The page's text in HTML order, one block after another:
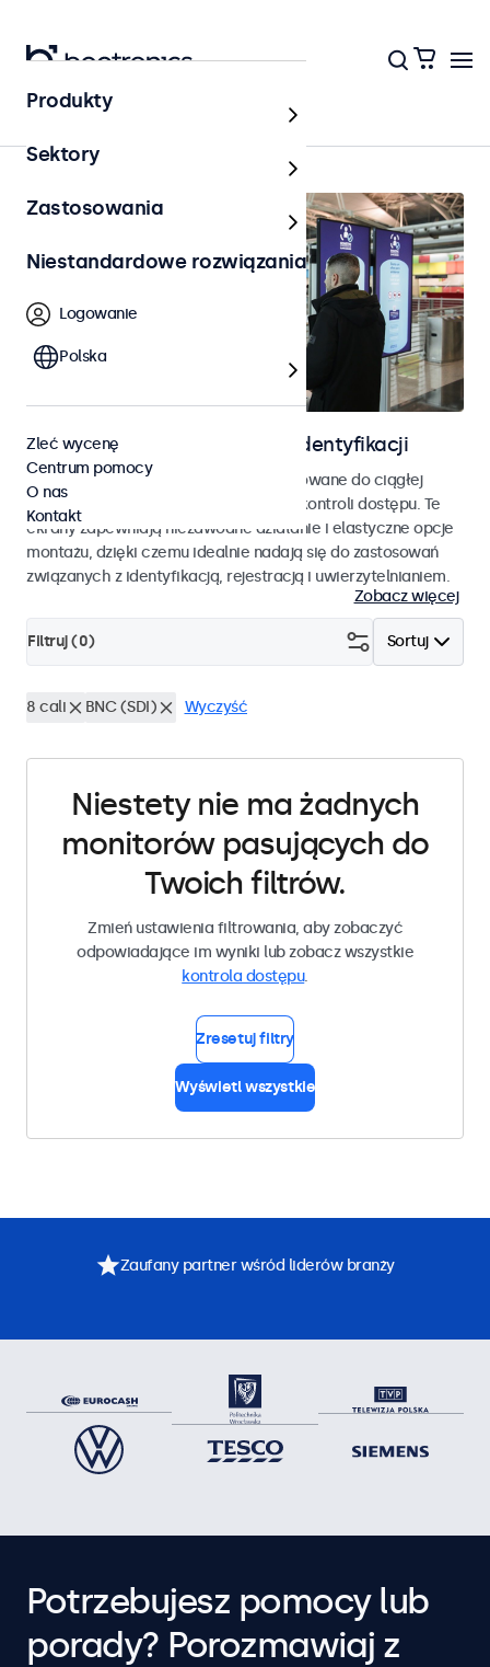
Kontrola dostępu
Ekrany do kontroli dostępu i identyfikacji
Monitory i ekrany dotykowe zaprojektowane do ciągłej
pracy i płynnej integracji z systemami kontroli dostępu. Te
ekrany zapewniają niezawodne działanie i elastyczne opcje
montażu, dzięki czemu idealnie nadają się do zastosowań
związanych z identyfikacją, rejestracją i uwierzytelnianiem.
Zobacz więcej
Sortuj
Filtruj (0)
8 cali BNC (SDI) Wyczyść
Niestety nie ma żadnych
monitorów pasujących do
Twoich filtrów.
Zmień ustawienia filtrowania, aby zobaczyć
odpowiadające im wyniki lub zobacz wszystkie
kontrola dostępu.
Zresetuj filtry
Wyświetl wszystkie
Produkty
Sektory
Zastosowania
Niestandardowe rozwiązania
Logowanie
Polska
Zleć wycenę
Centrum pomocy
O nas
Kontakt
Zaufany partner wśród liderów branży
Potrzebujesz pomocy lub
porady? Porozmawiaj z